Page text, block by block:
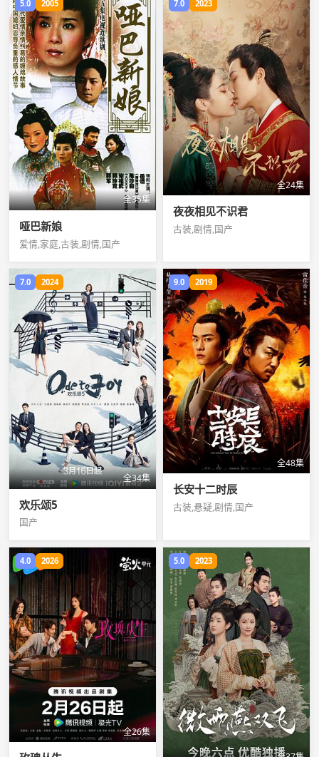
5.0 2005
全35集
哑巴新娘
爱情,家庭,古装,剧情,国产
7.0 2023
全24集
夜夜相见不识君
古装,剧情,国产
7.0 2024
全34集
欢乐颂5
国产
9.0 2019
全48集
长安十二时辰
古装,悬疑,剧情,国产
4.0 2026
全26集
5.0 2023